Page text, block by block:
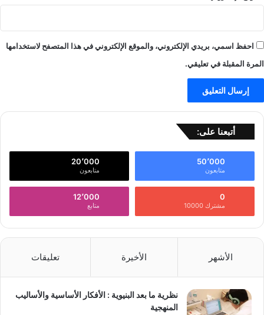
احفظ اسمي، بريدي الإلكتروني، والموقع الإلكتروني في هذا المتصفح لاستخدامها
المرة المقبلة في تعليقي.
أتبعنا على:
50٬000
متابعون
20٬000
متابعون
0
مشترك 10000
12٬000
متابع
الأشهر الأخيرة تعليقات
نظرية ما بعد البنيوية : الأفكار الأساسية والأساليب
المنهجية